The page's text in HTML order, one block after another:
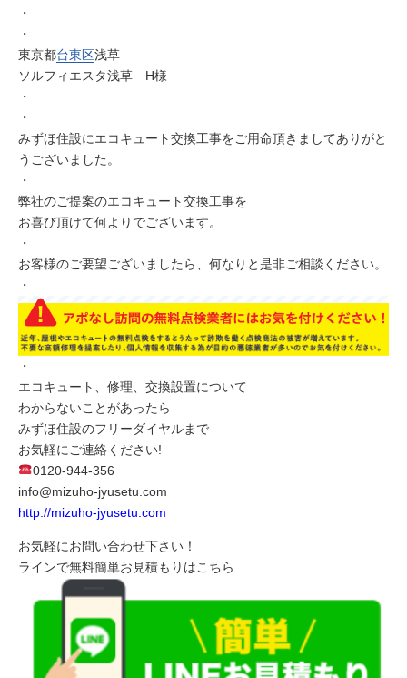
・
・
東京都台東区浅草
ソルフィエスタ浅草 H様
・
・
みずほ住設にエコキュート交換工事をご用命頂きましてありがと
うございました。
・
弊社のご提案のエコキュート交換工事を
お喜び頂けて何よりでございます。
・
お客様のご要望ございましたら、何なりと是非ご相談ください。
・
・
エコキュート、修理、交換設置について
わからないことがあったら
みずほ住設のフリーダイヤルまで
お気軽にご連絡ください!
0120-944-356
info@mizuho-jyusetu.com
http://mizuho-jyusetu.com
お気軽にお問い合わせ下さい！
ラインで無料簡単お見積もりはこちら